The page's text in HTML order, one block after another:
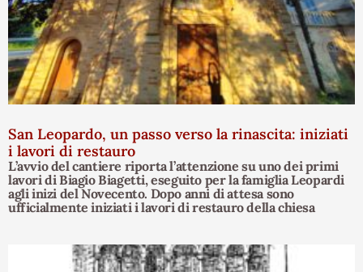
San Leopardo, un passo verso la rinascita: iniziati
i lavori di restauro
L’avvio del cantiere riporta l’attenzione su uno dei primi
lavori di Biagio Biagetti, eseguito per la famiglia Leopardi
agli inizi del Novecento. Dopo anni di attesa sono
ufficialmente iniziati i lavori di restauro della chiesa